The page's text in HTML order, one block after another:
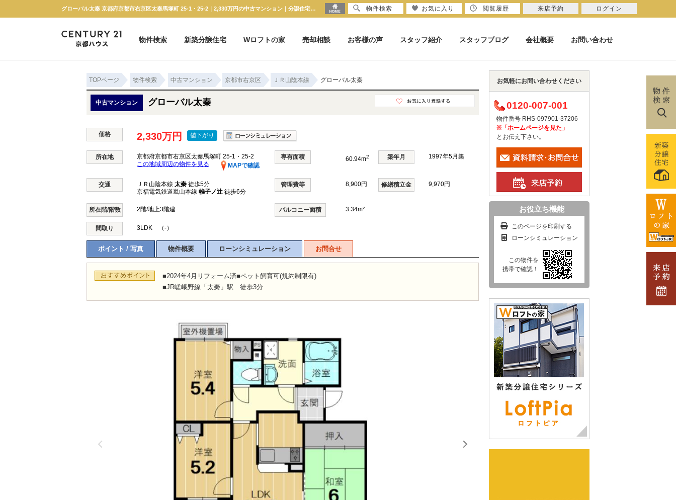
グローバル太秦 京都府京都市右京区太秦馬塚町 25-1・25-2｜2,330万円の中古マンション｜分譲住宅や新築物件｜株式会社 京都ハウス
物件検索
新築分譲住宅 Wロフトの家 売却相談 お客様の声 スタッフ紹介 スタッフブログ 会社概要 お問い合わせ
TOPページ 物件検索 中古マンション 京都市右京区 ＪＲ山陰本線 グローバル太秦
中古マンション グローバル太秦
価格 2,330万円 値下がり
所在地
京都府京都市右京区太秦馬塚町 25-1・25-2
MAPで確認
この地域周辺の物件を見る
専有面積 60.94m2 築年月 1997年5月築
交通 ＪＲ山陰本線 太秦 徒歩5分
京福電気鉄道嵐山本線 帷子ノ辻 徒歩6分
管理費等 8,900円 修繕積立金 9,970円
所在階/階数 2階/地上3階建 バルコニー面積 3.34m²
間取り 3LDK （-）
ポイント / 写真 物件概要 ローンシミュレーション お問合せ
■2024年4月リフォーム済■ペット飼育可(規約制限有)
■JR嵯峨野線「太秦」駅 徒歩3分
お気軽にお問い合わせください
0120-007-001
物件番号 RHS-097901-37206
※「ホームページを見た」
とお伝え下さい。
お役立ち機能
このページを印刷する
ローンシミュレーション
この物件を
携帯で確認！
物件検索 お気に入り 閲覧履歴 来店予約 ログイン